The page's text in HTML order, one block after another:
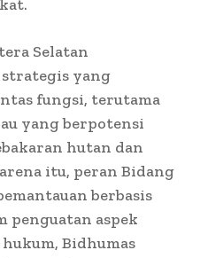
Selatan
yang
fungsi, terutama
yang berpotensi
hutan dan
itu, peran Bidang
berbasis
penguatan aspek
Bidhumas